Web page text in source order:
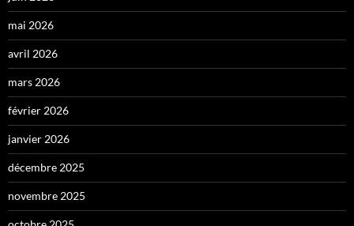
mai 2026
avril 2026
mars 2026
février 2026
janvier 2026
décembre 2025
novembre 2025